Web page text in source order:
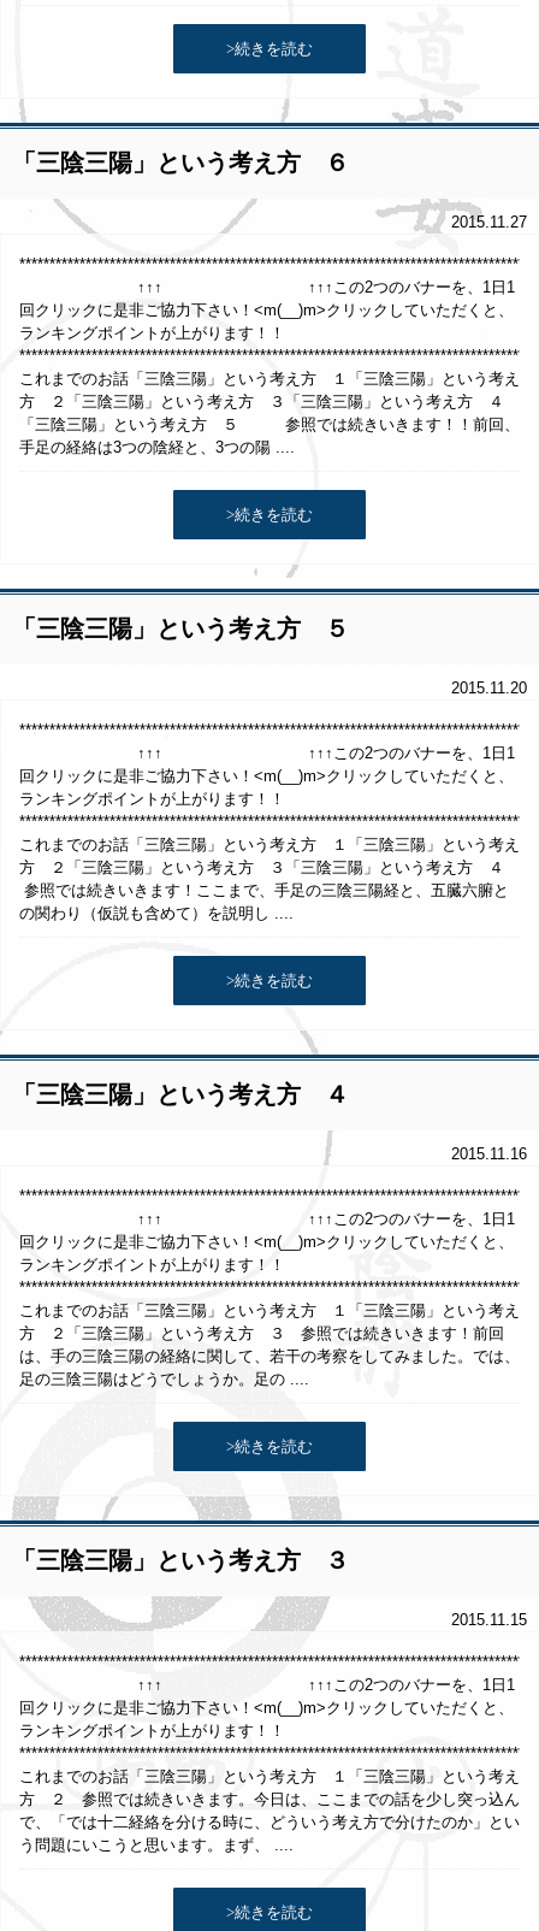
>続きを読む
「三陰三陽」という考え方 ６
2015.11.27
↑↑↑ ↑↑↑この2つのバナーを、1日1
回クリックに是非ご協力下さい！<m(__)m>クリックしていただくと、
ランキングポイントが上がります！！
これまでのお話「三陰三陽」という考え方 １「三陰三陽」という考え
方 ２「三陰三陽」という考え方 ３「三陰三陽」という考え方 ４
「三陰三陽」という考え方 ５ 参照では続きいきます！！前回、
手足の経絡は3つの陰経と、3つの陽 ....
>続きを読む
「三陰三陽」という考え方 ５
2015.11.20
↑↑↑ ↑↑↑この2つのバナーを、1日1
回クリックに是非ご協力下さい！<m(__)m>クリックしていただくと、
ランキングポイントが上がります！！
これまでのお話「三陰三陽」という考え方 １「三陰三陽」という考え
方 ２「三陰三陽」という考え方 ３「三陰三陽」という考え方 ４
参照では続きいきます！ここまで、手足の三陰三陽経と、五臓六腑と
の関わり（仮説も含めて）を説明し ....
>続きを読む
「三陰三陽」という考え方 ４
2015.11.16
↑↑↑ ↑↑↑この2つのバナーを、1日1
回クリックに是非ご協力下さい！<m(__)m>クリックしていただくと、
ランキングポイントが上がります！！
これまでのお話「三陰三陽」という考え方 １「三陰三陽」という考え
方 ２「三陰三陽」という考え方 ３ 参照では続きいきます！前回
は、手の三陰三陽の経絡に関して、若干の考察をしてみました。では、
足の三陰三陽はどうでしょうか。足の ....
>続きを読む
「三陰三陽」という考え方 ３
2015.11.15
↑↑↑ ↑↑↑この2つのバナーを、1日1
回クリックに是非ご協力下さい！<m(__)m>クリックしていただくと、
ランキングポイントが上がります！！
これまでのお話「三陰三陽」という考え方 １「三陰三陽」という考え
方 ２ 参照では続きいきます。今日は、ここまでの話を少し突っ込ん
で、「では十二経絡を分ける時に、どういう考え方で分けたのか」とい
う問題にいこうと思います。まず、 ....
>続きを読む